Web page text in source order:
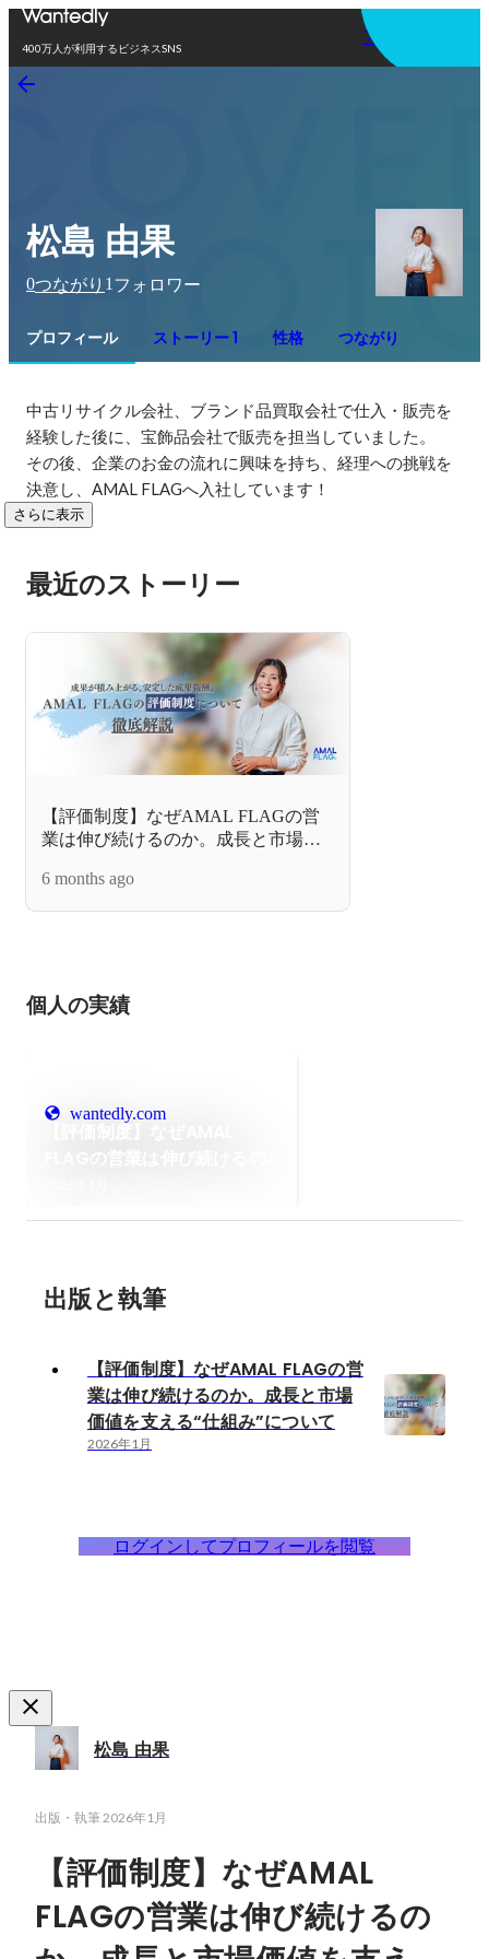
400万人が利用するビジネスSNS
アプリを使う
松島 由果
0つながり 1 フォロワー
プロフィール ストーリー 1 性格 つながり
中古リサイクル会社、ブランド品買取会社で仕入・販売を
経験した後に、宝飾品会社で販売を担当していました。
その後、企業のお金の流れに興味を持ち、経理への挑戦を
決意し、AMAL FLAGへ入社しています！
さらに表示
最近のストーリー
【評価制度】なぜAMAL FLAGの営
業は伸び続けるのか。成長と市場価
6 months ago
個人の実績
wantedly.com
出版と執筆
【評価制度】なぜAMAL FLAGの営
業は伸び続けるのか。成長と市場
価値を支える“仕組み”について
2026年1月
ログインしてプロフィールを閲覧
松島 由果
出版・執筆2026年1月
【評価制度】なぜAMAL
FLAGの営業は伸び続けるの